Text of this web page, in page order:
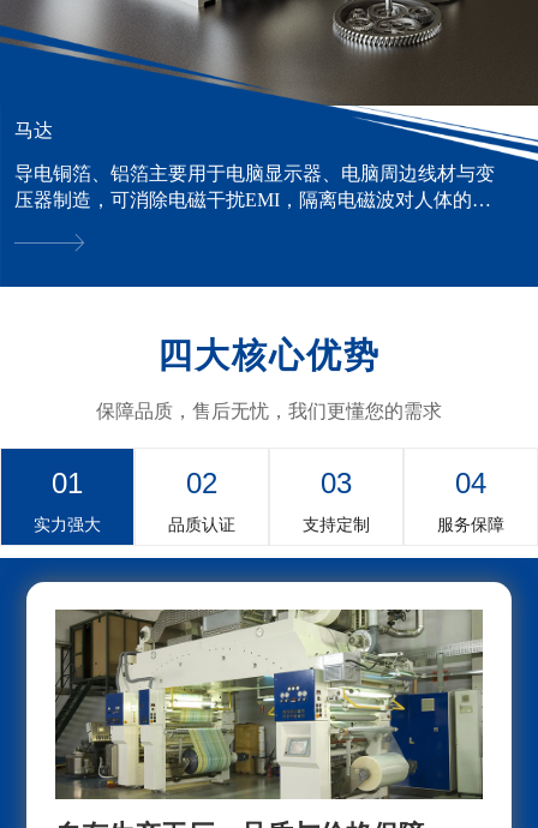
马达
导电铜箔、铝箔主要用于电脑显示器、电脑周边线材与变
压器制造，可消除电磁干扰EMI，隔离电磁波对人体的危
四大核心优势
保障品质，售后无忧，我们更懂您的需求
01
实力强大
02
品质认证
03
支持定制
04
服务保障